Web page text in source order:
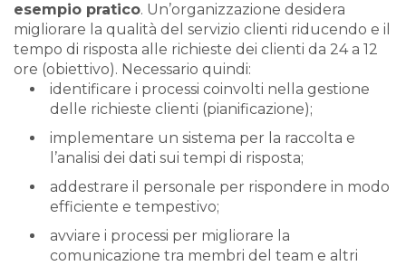
esempio pratico. Un’organizzazione desidera
migliorare la qualità del servizio clienti riducendo e il
tempo di risposta alle richieste dei clienti da 24 a 12
ore (obiettivo). Necessario quindi:
identificare i processi coinvolti nella gestione
delle richieste clienti (pianificazione);
implementare un sistema per la raccolta e
l’analisi dei dati sui tempi di risposta;
addestrare il personale per rispondere in modo
efficiente e tempestivo;
avviare i processi per migliorare la
comunicazione tra membri del team e altri